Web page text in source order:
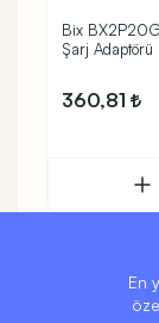
Bix
Şarj Adaptörü
360,81
En